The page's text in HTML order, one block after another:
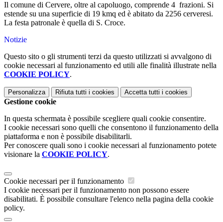
Il comune di Cervere, oltre al capoluogo, comprende 4 frazioni. Si
estende su una superficie di 19 kmq ed è abitato da 2256 cerveresi.
La festa patronale è quella di S. Croce.
Notizie
Questo sito o gli strumenti terzi da questo utilizzati si avvalgono di
cookie necessari al funzionamento ed utili alle finalità illustrate nella
COOKIE POLICY.
Personalizza Rifiuta tutti i cookies Accetta tutti i cookies
Gestione cookie
In questa schermata è possibile scegliere quali cookie consentire.
I cookie necessari sono quelli che consentono il funzionamento della
piattaforma e non è possibile disabilitarli.
Per conoscere quali sono i cookie necessari al funzionamento potete
visionare la COOKIE POLICY.
Cookie necessari per il funzionamento
I cookie necessari per il funzionamento non possono essere
disabilitati. È possibile consultare l'elenco nella pagina della cookie
policy.